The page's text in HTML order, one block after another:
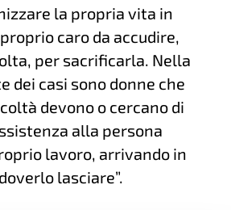
la propria vita in
caro da accudire,
per sacrificarla. Nella
dei casi sono donne che
devono o cercano di
alla persona
lavoro, arrivando in
lasciare”.